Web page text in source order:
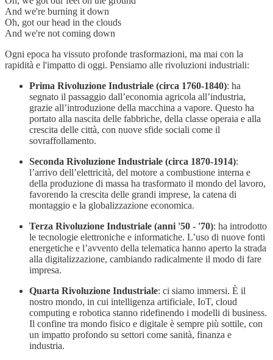
And we're burning it down
Oh, got our head in the clouds
And we're not coming down
Ogni epoca ha vissuto profonde trasformazioni, ma mai con la
rapidità e l'impatto di oggi. Pensiamo alle rivoluzioni industriali:
Prima Rivoluzione Industriale (circa 1760-1840): ha
segnato il passaggio dall’economia agricola all’industria,
grazie all’introduzione della macchina a vapore. Questo ha
portato alla nascita delle fabbriche, della classe operaia e alla
crescita delle città, con nuove sfide sociali come il
sovraffollamento.
Seconda Rivoluzione Industriale (circa 1870-1914):
l’arrivo dell’elettricità, del motore a combustione interna e
della produzione di massa ha trasformato il mondo del lavoro,
favorendo la crescita delle grandi imprese, la catena di
montaggio e la globalizzazione economica.
Terza Rivoluzione Industriale (anni '50 - '70): ha introdotto
le tecnologie elettroniche e informatiche. L’uso di nuove fonti
energetiche e l’avvento della telematica hanno aperto la strada
alla digitalizzazione, cambiando radicalmente il modo di fare
impresa.
Quarta Rivoluzione Industriale: ci siamo immersi. È il
nostro mondo, in cui intelligenza artificiale, IoT, cloud
computing e robotica stanno ridefinendo i modelli di business.
Il confine tra mondo fisico e digitale è sempre più sottile, con
un impatto profondo su settori come sanità, finanza e
industria.